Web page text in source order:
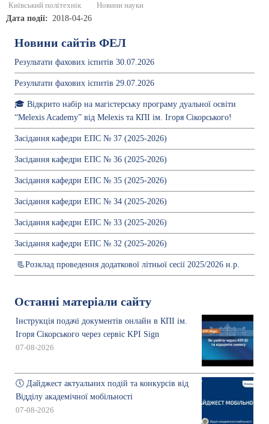
Київський політехнік
Новини науки
Дата події 2018-04-26
Новини сайтів ФЕЛ
Результати фахових іспитів 30.07.2026
Результати фахових іспитів 29.07.2026
🎓 Відкрито набір на магістерську програму дуальної освіти
“Melexis Academy” від Melexis та КПІ ім. Ігоря Сікорського!
Засідання кафедри ЕПС № 37 (2025-2026)
Засідання кафедри ЕПС № 36 (2025-2026)
Засідання кафедри ЕПС № 35 (2025-2026)
Засідання кафедри ЕПС № 34 (2025-2026)
Засідання кафедри ЕПС № 33 (2025-2026)
Засідання кафедри ЕПС № 32 (2025-2026)
📃Розклад проведення додаткової літньої сесії 2025/2026 н.р.
Останні матеріали сайту
Інструкція подачі документів онлайн в КПІ ім.
Ігоря Сікорського через сервіс KPI Sign
07-08-2026
🕔 Дайджест актуальних подій та конкурсів від
Відділу академічної мобільності
07-08-2026